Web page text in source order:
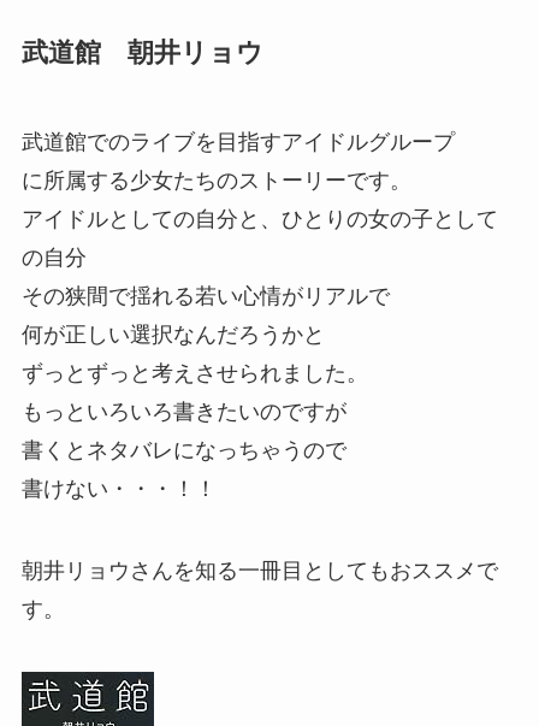
武道館 朝井リョウ
武道館でのライブを目指すアイドルグループ
に所属する少女たちのストーリーです。
アイドルとしての自分と、ひとりの女の子として
の自分
その狭間で揺れる若い心情がリアルで
何が正しい選択なんだろうかと
ずっとずっと考えさせられました。
もっといろいろ書きたいのですが
書くとネタバレになっちゃうので
書けない・・・！！
朝井リョウさんを知る一冊目としてもおススメで
す。